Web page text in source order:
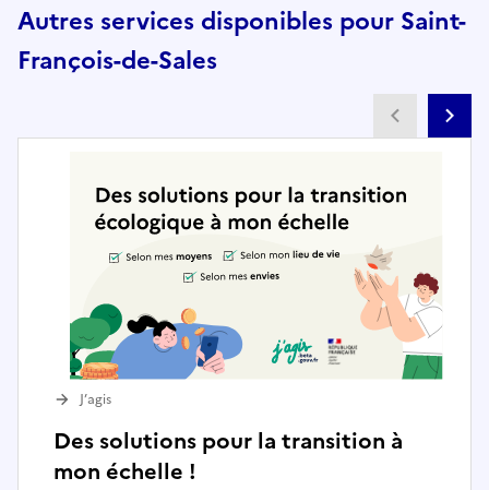
Autres services disponibles pour Saint-
François-de-Sales
Des solutions pour la transition à
mon échelle !
J’agis